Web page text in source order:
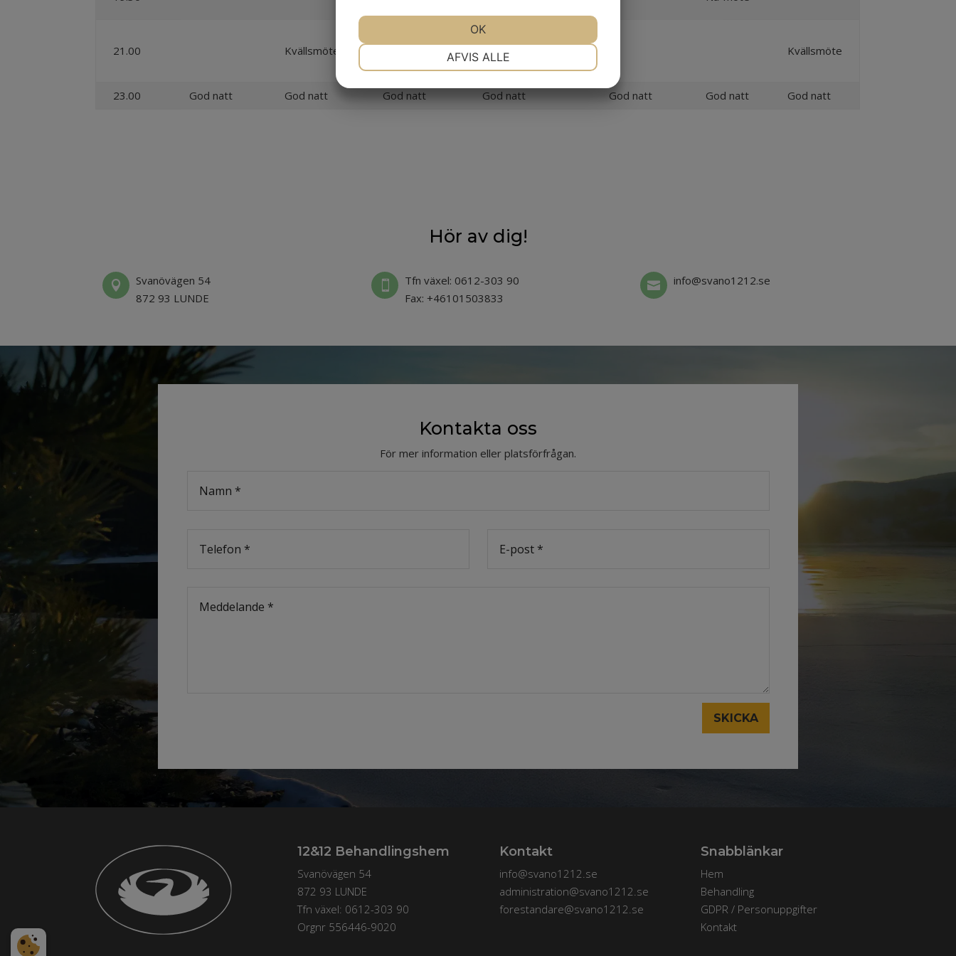
21.00 Kvällsmöte
Kvällsmöte
tillsammans med
Fas 1
Kvällsmöte
23.00 God natt God natt God natt God natt God natt God natt God natt
Hör av dig!

Svanövägen 54
872 93 LUNDE

Tfn växel: 0612-303 90
Fax: +46101503833
 info@svano1212.se
Kontakta oss
För mer information eller platsförfrågan.
SKICKA
12&12 Behandlingshem
Svanövägen 54
872 93 LUNDE
Tfn växel: 0612-303 90
Orgnr 556446-9020
Kontakt
info@svano1212.se
administration@svano1212.se
forestandare@svano1212.se
Snabblänkar
Hem
Behandling
GDPR / Personuppgifter
Kontakt
MARKETING STATISTIK
AFVIS ALLE
OK